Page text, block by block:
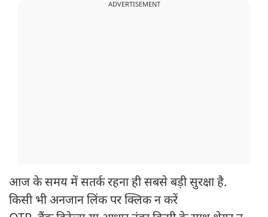
ADVERTISEMENT
आज के समय में सतर्क रहना ही सबसे बड़ी सुरक्षा है.
किसी भी अनजान लिंक पर क्लिक न करें